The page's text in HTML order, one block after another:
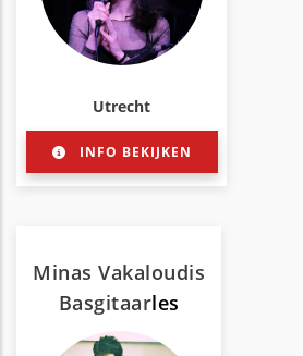
Utrecht
INFO BEKIJKEN
Minas Vakaloudis
Basgitaarles